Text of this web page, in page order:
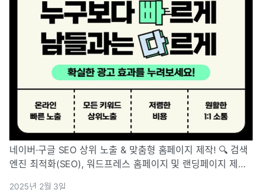
네이버·구글 SEO 상위 노출 & 맞춤형 홈페이지 제작! 🔍 검색
엔진 최적화(SEO), 워드프레스 홈페이지 및 랜딩페이지 제작
2025년 2월 3일